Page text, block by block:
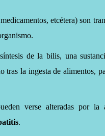
etcétera) son
de la bilis, una
tras la ingesta de alimentos,
verse alteradas por la
.